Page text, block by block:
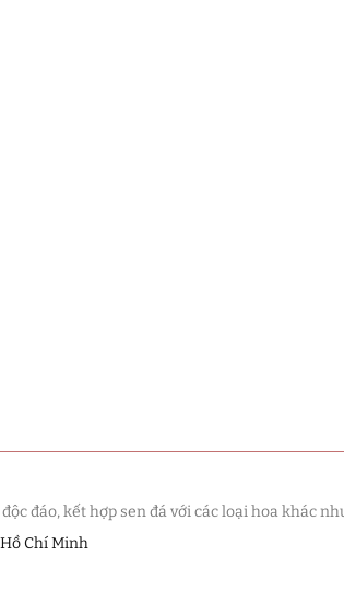
đáo, kết hợp sen đá với các loại hoa khác
Chí Minh